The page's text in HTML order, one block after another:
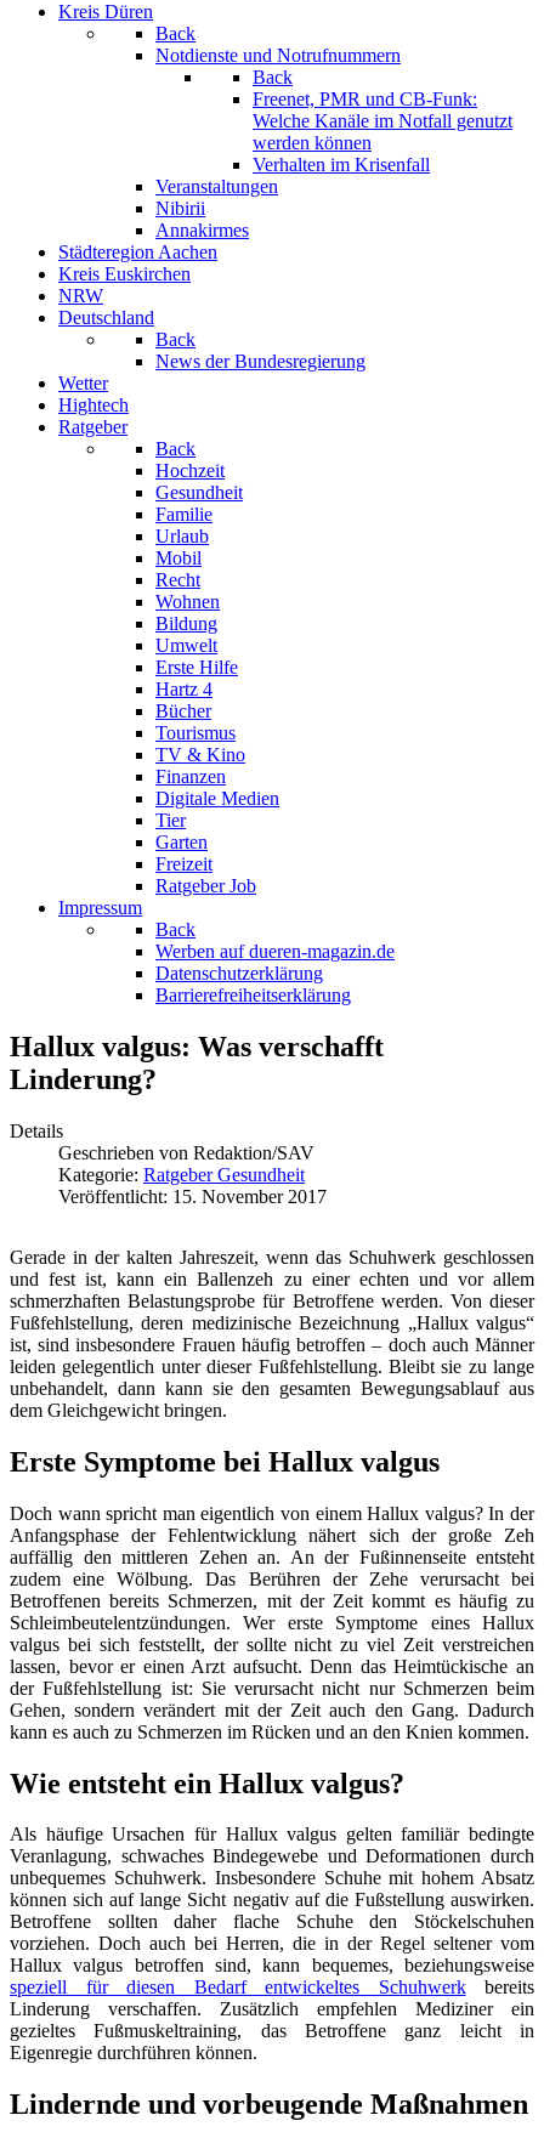
Kreis Düren
Back
Notdienste und Notrufnummern
Back
Freenet, PMR und CB-Funk:
Welche Kanäle im Notfall genutzt
werden können
Verhalten im Krisenfall
Veranstaltungen
Nibirii
Annakirmes
Städteregion Aachen
Kreis Euskirchen
NRW
Deutschland
Back
News der Bundesregierung
Wetter
Hightech
Ratgeber
Back
Hochzeit
Gesundheit
Familie
Urlaub
Mobil
Recht
Wohnen
Bildung
Umwelt
Erste Hilfe
Hartz 4
Bücher
Tourismus
TV & Kino
Finanzen
Digitale Medien
Tier
Garten
Freizeit
Ratgeber Job
Impressum
Back
Werben auf dueren-magazin.de
Datenschutzerklärung
Barrierefreiheitserklärung
Hallux valgus: Was verschafft
Linderung?
Details
Geschrieben von Redaktion/SAV
Kategorie: Ratgeber Gesundheit
Veröffentlicht: 15. November 2017
Gerade in der kalten Jahreszeit, wenn das Schuhwerk geschlossen
und fest ist, kann ein Ballenzeh zu einer echten und vor allem
schmerzhaften Belastungsprobe für Betroffene werden. Von dieser
Fußfehlstellung, deren medizinische Bezeichnung „Hallux valgus“
ist, sind insbesondere Frauen häufig betroffen – doch auch Männer
leiden gelegentlich unter dieser Fußfehlstellung. Bleibt sie zu lange
unbehandelt, dann kann sie den gesamten Bewegungsablauf aus
dem Gleichgewicht bringen.
Erste Symptome bei Hallux valgus
Doch wann spricht man eigentlich von einem Hallux valgus? In der
Anfangsphase der Fehlentwicklung nähert sich der große Zeh
auffällig den mittleren Zehen an. An der Fußinnenseite entsteht
zudem eine Wölbung. Das Berühren der Zehe verursacht bei
Betroffenen bereits Schmerzen, mit der Zeit kommt es häufig zu
Schleimbeutelentzündungen. Wer erste Symptome eines Hallux
valgus bei sich feststellt, der sollte nicht zu viel Zeit verstreichen
lassen, bevor er einen Arzt aufsucht. Denn das Heimtückische an
der Fußfehlstellung ist: Sie verursacht nicht nur Schmerzen beim
Gehen, sondern verändert mit der Zeit auch den Gang. Dadurch
kann es auch zu Schmerzen im Rücken und an den Knien kommen.
Wie entsteht ein Hallux valgus?
Als häufige Ursachen für Hallux valgus gelten familiär bedingte
Veranlagung, schwaches Bindegewebe und Deformationen durch
unbequemes Schuhwerk. Insbesondere Schuhe mit hohem Absatz
können sich auf lange Sicht negativ auf die Fußstellung auswirken.
Betroffene sollten daher flache Schuhe den Stöckelschuhen
vorziehen. Doch auch bei Herren, die in der Regel seltener vom
Hallux valgus betroffen sind, kann bequemes, beziehungsweise
speziell für diesen Bedarf entwickeltes Schuhwerkbereits
Linderung verschaffen. Zusätzlich empfehlen Mediziner ein
gezieltes Fußmuskeltraining, das Betroffene ganz leicht in
Eigenregie durchführen können.
Lindernde und vorbeugende Maßnahmen